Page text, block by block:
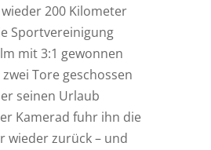
200 Kilometer
Sportvereinigung
mit 3:1 gewonnen
Tore geschossen
seinen Urlaub
Kamerad fuhr ihn die
wieder zurück – und